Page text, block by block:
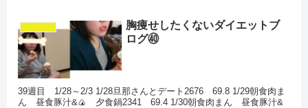
胸痩せしたくないダイエットブ
ログ㊵
39週目 1/28～2/3 1/28旦那さんとデート2676 69.8 1/29朝食肉ま
ん 昼食豚汁&🍙 夕食鍋2341 69.4 1/30朝食肉まん 昼食豚汁&